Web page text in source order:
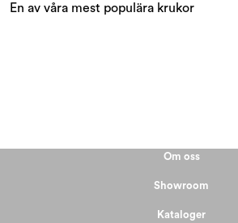
En av våra mest populära krukor
Om oss
Showroom
Kataloger
Kampanjer och outlet